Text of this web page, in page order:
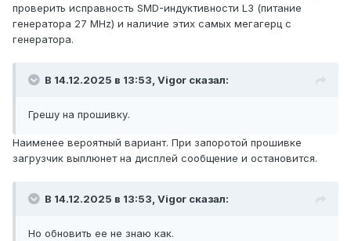
проверить исправность SMD-индуктивности L3 (питание
генератора 27 MHz) и наличие этих самых мегагерц с
генератора.
В 14.12.2025 в 13:53, Vigor сказал:
Грешу на прошивку.
Наименее вероятный вариант. При запоротой прошивке
загрузчик выплюнет на дисплей сообщение и остановится.
В 14.12.2025 в 13:53, Vigor сказал:
Но обновить ее не знаю как.